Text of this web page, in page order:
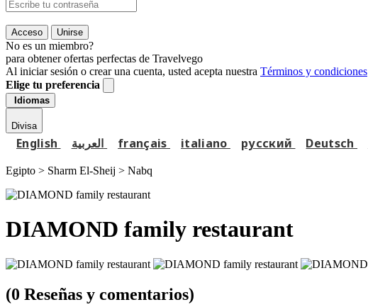
Acceso Unirse
No es un miembro?
para obtener ofertas perfectas de Travelvego
Al iniciar sesión o crear una cuenta, usted acepta nuestra Términos y condiciones
Elige tu preferencia
Idiomas
Divisa
English français italiano русский Deutsch
Egipto > Sharm El-Sheij > Nabq
DIAMOND family restaurant
(0 Reseñas y comentarios)